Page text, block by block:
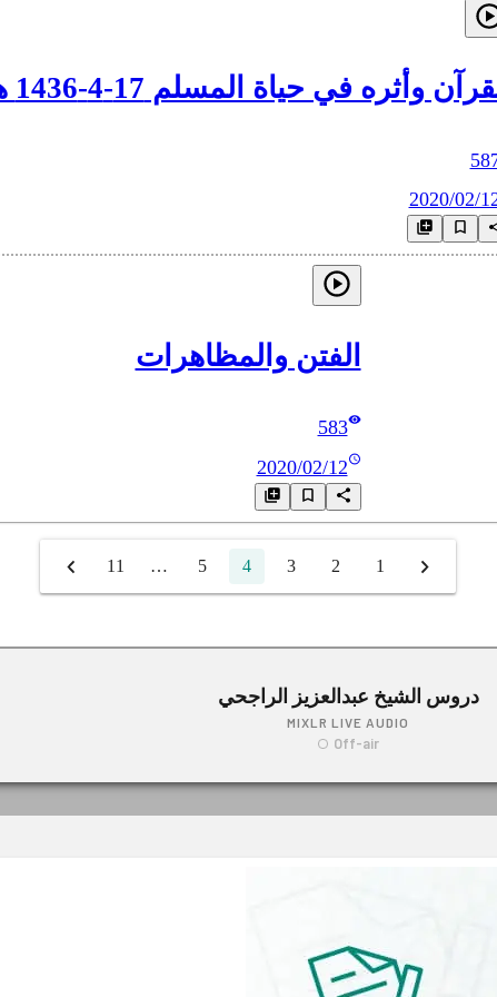
وأثره في حياة المسلم 17-4-1436 هـ
2020/02/
الفتن والمظاهرات
583
2020/02/12
1
2
3
4
5
…
11